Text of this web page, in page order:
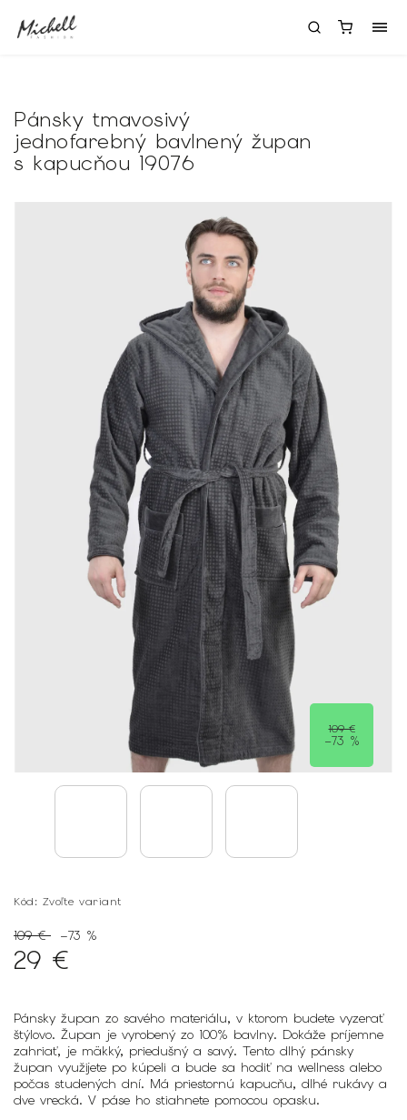
Pánsky tmavosivý
jednofarebný bavlnený župan
s kapucňou 19076
109 €
–73 %
Kód: Zvoľte variant
109 € –73 %
29 €
Pánsky župan zo savého materiálu, v ktorom budete vyzerať
štýlovo. Župan je vyrobený zo 100% bavlny. Dokáže príjemne
zahriať, je mäkký, priedušný a savý. Tento dlhý pánsky
župan využijete po kúpeli a bude sa hodiť na wellness alebo
počas studených dní. Má priestornú kapucňu, dlhé rukávy a
dve vrecká. V páse ho stiahnete pomocou opasku.